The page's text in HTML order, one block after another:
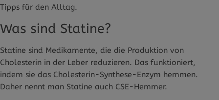
Tipps für den Alltag.
Was sind Statine?
Statine sind Medikamente, die die Produktion von
Cholesterin in der Leber reduzieren. Das funktioniert,
indem sie das Cholesterin-Synthese-Enzym hemmen.
Daher nennt man Statine auch CSE-Hemmer.